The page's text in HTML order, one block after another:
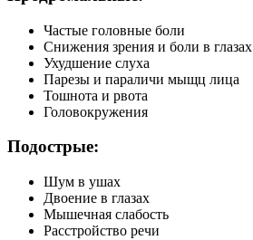
Частые головные боли
Снижения зрения и боли в глазах
Ухудшение слуха
Парезы и параличи мыщц лица
Тошнота и рвота
Головокружения
Подострые:
Шум в ушах
Двоение в глазах
Мышечная слабость
Расстройство речи